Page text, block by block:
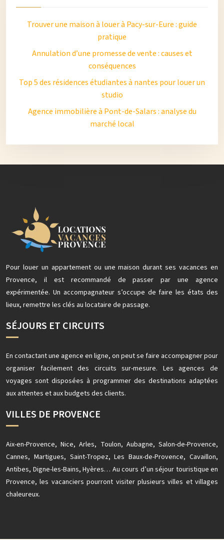
Trouver une maison à louer à Pacy-sur-Eure : guide
pratique
Annulation d’une promesse de vente : causes et
conséquences
Top 5 des résidences étudiantes à nantes pour louer un
studio
Agence immobilière à Pont-de-Salars : analyse du
marché local
Pour louer un appartement ou une maison durant ses vacances en
Provence, il est recommandé de passer par une agence
expérimentée. Un accompagnateur s’occupe de faire les états des
lieux, remettre les clés au locataire de passage.
SÉJOURS ET CIRCUITS
En contactant une agence en ligne, on peut se faire accompagner pour
organiser facilement des circuits sur-mesure. Les agences de
voyages sont disposées à programmer des destinations adaptées
aux attentes et aux budgets des clients.
VILLES DE PROVENCE
Aix-en-Provence, Nice, Arles, Toulon, Aubagne, Salon-de-Provence,
Cannes, Martigues, Saint-Tropez, Les Baux-de-Provence, Cavaillon,
Antibes, Digne-les-Bains, Hyères… Au cours d’un séjour touristique en
Provence, les vacanciers pourront visiter plusieurs villes et villages
chaleureux.